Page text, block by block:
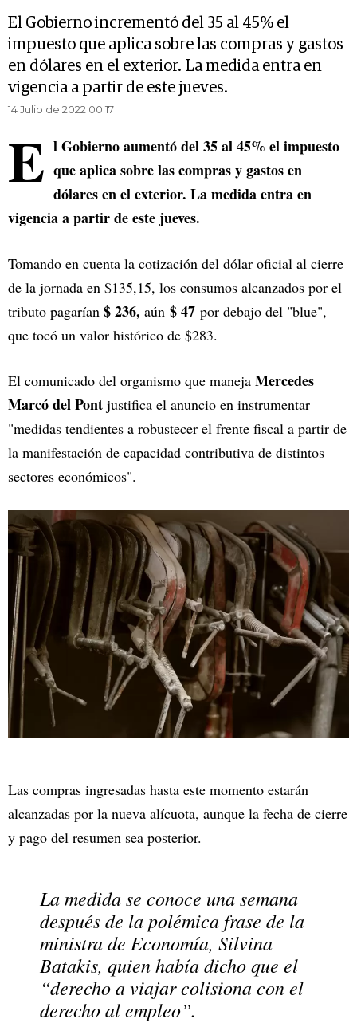
El Gobierno incrementó del 35 al 45% el
impuesto que aplica sobre las compras y gastos
en dólares en el exterior. La medida entra en
vigencia a partir de este jueves.
14 Julio de 2022 00.17
E l Gobierno aumentó del 35 al 45% el impuesto
que aplica sobre las compras y gastos en
dólares en el exterior. La medida entra en
vigencia a partir de este jueves.
Tomando en cuenta la cotización del dólar oficial al cierre
de la jornada en $135,15, los consumos alcanzados por el
tributo pagarían $ 236, aún $ 47 por debajo del "blue",
que tocó un valor histórico de $283.
El comunicado del organismo que maneja Mercedes
Marcó del Pont justifica el anuncio en instrumentar
"medidas tendientes a robustecer el frente fiscal a partir de
la manifestación de capacidad contributiva de distintos
sectores económicos".
Las compras ingresadas hasta este momento estarán
alcanzadas por la nueva alícuota, aunque la fecha de cierre
y pago del resumen sea posterior.
La medida se conoce una semana
después de la polémica frase de la
ministra de Economía, Silvina
Batakis, quien había dicho que el
“derecho a viajar colisiona con el
derecho al empleo”.